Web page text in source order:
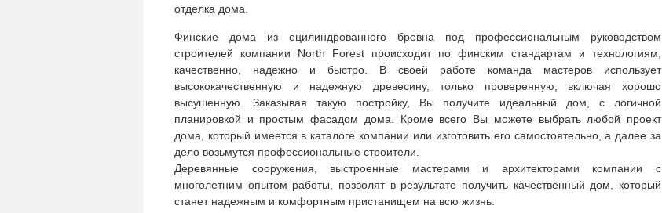
отделка дома.
Финские дома из оцилиндрованного бревна под профессиональным руководством
строителей компании North Forest происходит по финским стандартам и технологиям,
качественно, надежно и быстро. В своей работе команда мастеров использует
высококачественную и надежную древесину, только проверенную, включая хорошо
высушенную. Заказывая такую постройку, Вы получите идеальный дом, с логичной
планировкой и простым фасадом дома. Кроме всего Вы можете выбрать любой проект
дома, который имеется в каталоге компании или изготовить его самостоятельно, а далее за
дело возьмутся профессиональные строители.
Деревянные сооружения, выстроенные мастерами и архитекторами компании с
многолетним опытом работы, позволят в результате получить качественный дом, который
станет надежным и комфортным пристанищем на всю жизнь.